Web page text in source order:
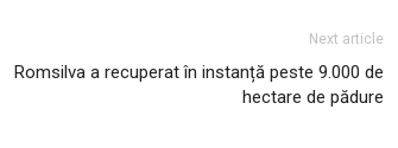
Next article
Romsilva a recuperat în instanță peste 9.000 de
hectare de pădure